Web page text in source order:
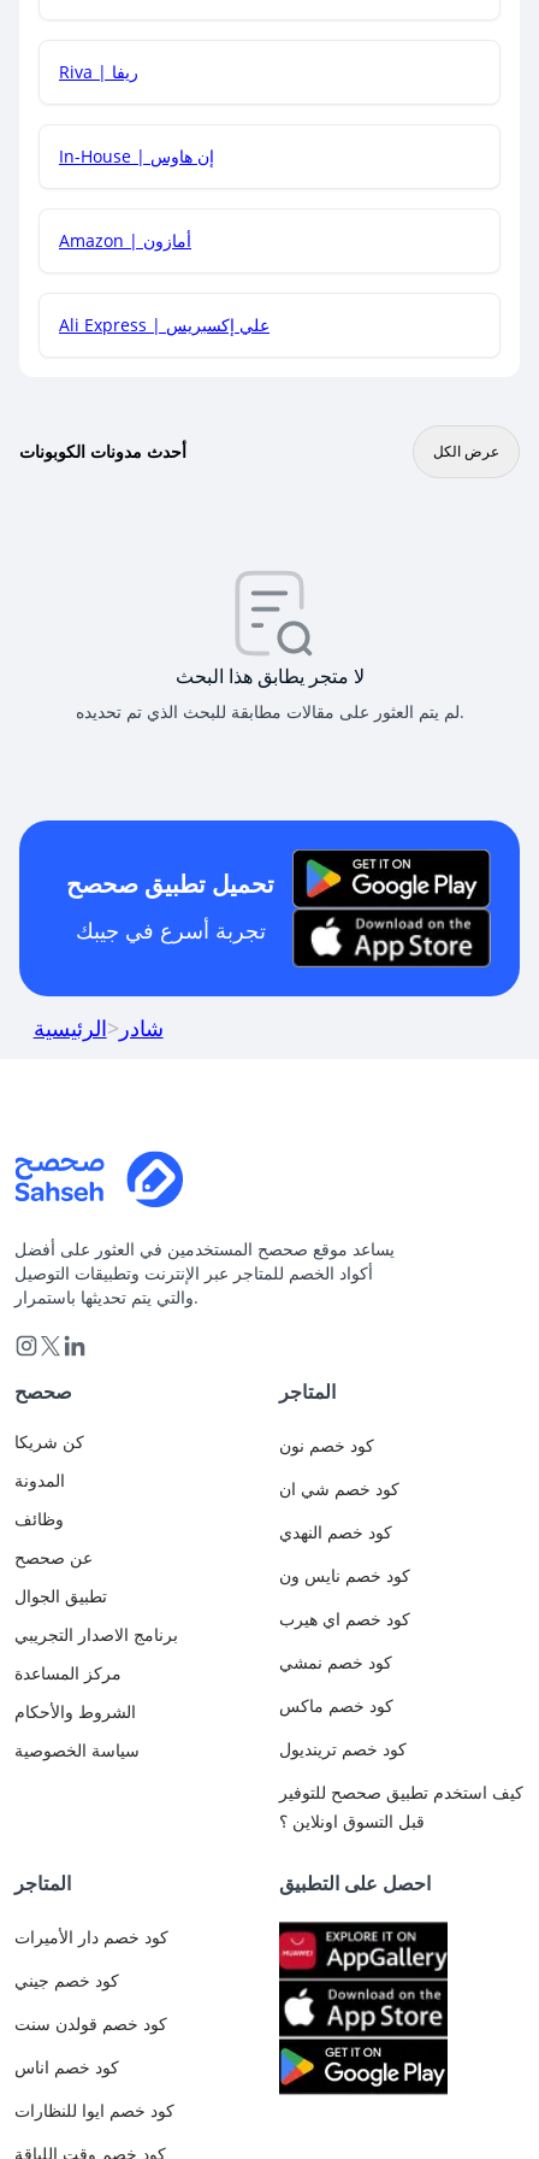
هل يمكنني جمع كود خصم مع العروض الأخرى؟
Riva | ريفا
In-House | إن هاوس
Amazon | أمازون
Ali Express | علي إكسبريس
أحدث مدونات الكوبونات عرض الكل
لا متجر يطابق هذا البحث
لم يتم العثور على مقالات مطابقة للبحث الذي تم تحديده.
تحميل تطبيق صحصح
تجربة أسرع في جيبك
الرئيسية> شادر
يساعد موقع صحصح المستخدمين في العثور على أفضل
أكواد الخصم للمتاجر عبر الإنترنت وتطبيقات التوصيل
والتي يتم تحديثها باستمرار.
صحصح
كن شريكا
المدونة
وظائف
عن صحصح
تطبيق الجوال
برنامج الاصدار التجريبي
مركز المساعدة
الشروط والأحكام
سياسة الخصوصية
المتاجر
كود خصم نون
كود خصم شي ان
كود خصم النهدي
كود خصم نايس ون
كود خصم اي هيرب
كود خصم نمشي
كود خصم ماكس
كود خصم ترينديول
كيف استخدم تطبيق صحصح للتوفير
قبل التسوق اونلاين ؟
المتاجر
كود خصم دار الأميرات
كود خصم جيني
كود خصم قولدن سنت
كود خصم اناس
كود خصم ايوا للنظارات
كود خصم وقت اللياقة
احصل على التطبيق